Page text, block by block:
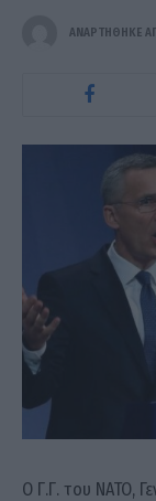
ΑΝΑΡΤΗΘΗΚΕ
Ο Γ.Γ. του ΝΑΤΟ,